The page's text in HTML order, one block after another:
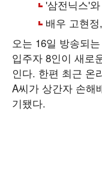
오는 16일 방송되
입주자 8인이 새로
인다. 한편 최근 온
A씨가 상간자 손해
기됐다.